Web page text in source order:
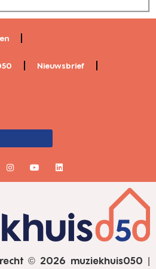
Nieuwsbrief
© 2026 muziekhuis050 |